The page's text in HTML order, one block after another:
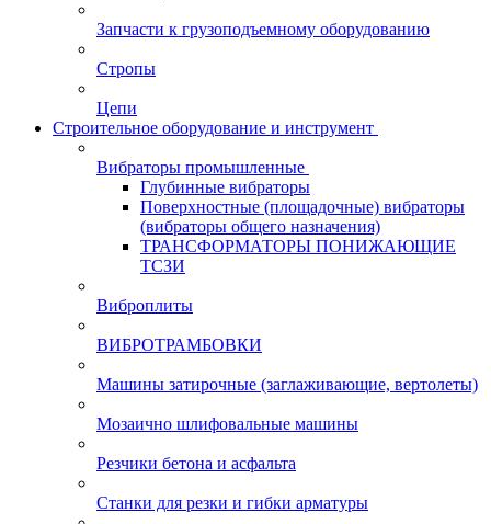
Запчасти к грузоподъемному оборудованию
Стропы
Цепи
Строительное оборудование и инструмент
Вибраторы промышленные
Глубинные вибраторы
Поверхностные (площадочные) вибраторы
(вибраторы общего назначения)
ТРАНСФОРМАТОРЫ ПОНИЖАЮЩИЕ
ТСЗИ
Виброплиты
ВИБРОТРАМБОВКИ
Машины затирочные (заглаживающие, вертолеты)
Мозаично шлифовальные машины
Резчики бетона и асфальта
Станки для резки и гибки арматуры